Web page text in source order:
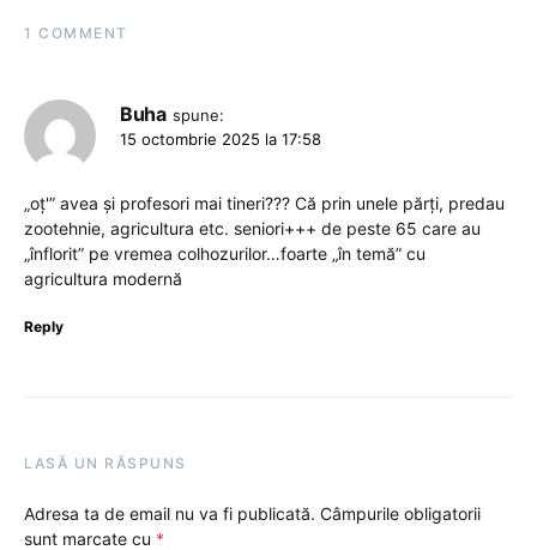
1 COMMENT
Buha spune:
15 octombrie 2025 la 17:58
„oț'” avea și profesori mai tineri??? Că prin unele părți, predau
zootehnie, agricultura etc. seniori+++ de peste 65 care au
„înflorit” pe vremea colhozurilor…foarte „în temă” cu
agricultura modernă
Reply
LASĂ UN RĂSPUNS
Adresa ta de email nu va fi publicată. Câmpurile obligatorii
sunt marcate cu *